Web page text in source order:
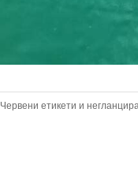
Червени етикети и